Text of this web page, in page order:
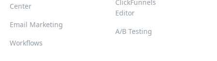
Center
Email Marketing
Workflows
ClickFunnels
Editor
A/B Testing